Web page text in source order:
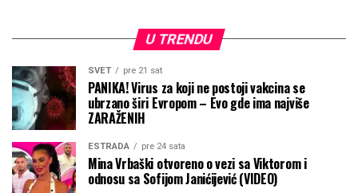
U TRENDU
SVET pre 21 sat
PANIKA! Virus za koji ne postoji vakcina se
ubrzano širi Evropom – Evo gde ima najviše
ZARAŽENIH
ESTRADA pre 24 sata
Mina Vrbaški otvoreno o vezi sa Viktorom i
odnosu sa Sofijom Janićijević (VIDEO)